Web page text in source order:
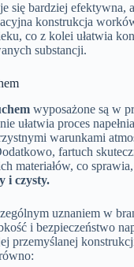
się bardziej efektywna,
konstrukcja
co z kolei ułatwia
substancji.
wyposażone są w
ułatwia proces
warunkami
fartuch
materiałów, co
i czysty.
uznaniem w
i bezpieczeństwo
przemyślanej